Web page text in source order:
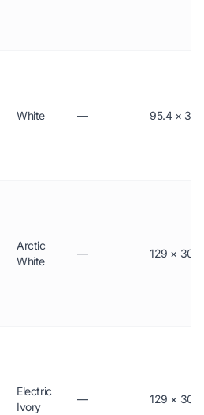
White — 95.4 × 30
Arctic
White
— 129 ×
Electric
Ivory
— 129 ×